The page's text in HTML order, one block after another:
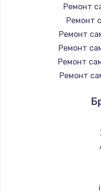
Ремонт
Ремонт
Ремонт
Ремонт
Ремонт
Ремонт
Ремонт
Ремонт
Ремонт
Ремонт
Ремонт
Ремонт
Ремонт